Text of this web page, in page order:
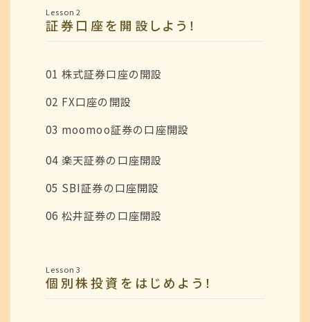
Lesson 2
証券口座を開設しよう！
01 株式証券口座の開設
02 FX口座の開設
03 moomoo証券の口座開設
04 楽天証券の口座開設
05 SBI証券の口座開設
06 松井証券の口座開設
Lesson 3
個別株投資をはじめよう！